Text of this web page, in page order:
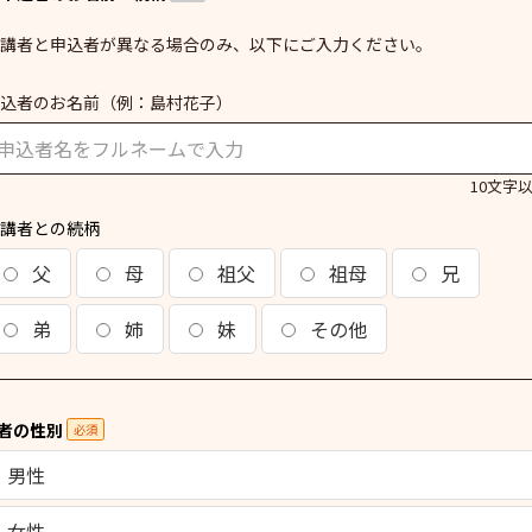
者と申込者が異なる場合のみ、以下にご入力ください。
者のお名前 （例：島村花子）
10文字
者との続柄
父 母 祖父 祖母
兄
弟
姉 妹 その他
の性別 必須
男性